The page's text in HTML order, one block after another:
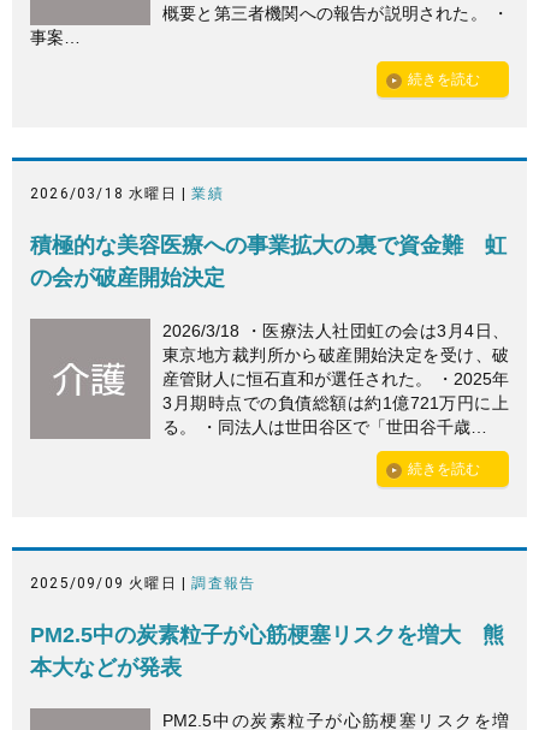
概要と第三者機関への報告が説明された。 ・
事案…
続きを読む
2026/03/18 水曜日 |業績
積極的な美容医療への事業拡大の裏で資金難 虹
の会が破産開始決定
2026/3/18 ・医療法人社団虹の会は3月4日、
東京地方裁判所から破産開始決定を受け、破
産管財人に恒石直和が選任された。 ・2025年
3月期時点での負債総額は約1億721万円に上
る。 ・同法人は世田谷区で「世田谷千歳…
続きを読む
2025/09/09 火曜日 |調査報告
PM2.5中の炭素粒子が心筋梗塞リスクを増大 熊
本大などが発表
PM2.5中の炭素粒子が心筋梗塞リスクを増